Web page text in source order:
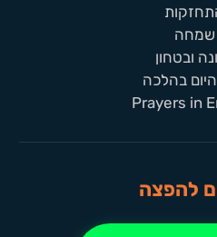
שמחה
ובטחון
היום בהלכה
להפצה